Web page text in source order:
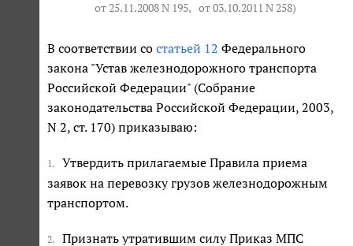
от 25.11.2008 N 195, от 03.10.2011 N 258)
В соответствии со статьей 12 Федерального
закона "Устав железнодорожного транспорта
Российской Федерации" (Собрание
законодательства Российской Федерации, 2003,
N 2, ст. 170) приказываю:
1.
Утвердить прилагаемые Правила приема
заявок на перевозку грузов железнодорожным
транспортом.
2. Признать утратившим силу Приказ МПС